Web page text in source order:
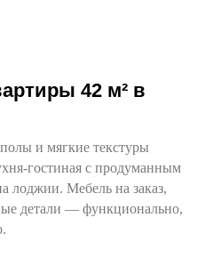
42 м² в
и мягкие текстуры
гостиная с продуманным
лоджии. Мебель на заказ,
детали — функционально,